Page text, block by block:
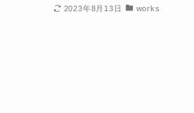
2023年8月13日 works